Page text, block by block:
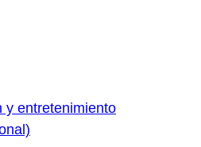
y entretenimiento